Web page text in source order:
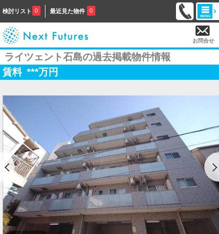
検討リスト 0 最近見た物件 0
お問合せ
ライツェント石島の過去掲載物件情報
賃料 ***万円